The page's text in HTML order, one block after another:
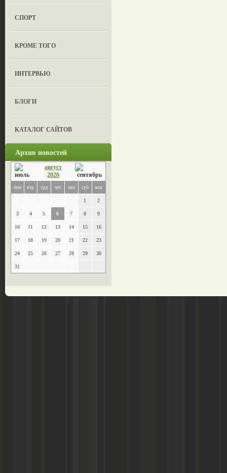
СПОРТ
КРОМЕ ТОГО
ИНТЕРВЬЮ
БЛОГИ
КАТАЛОГ САЙТОВ
Архив новостей
август
2026
пон втр срд чет пят суб вск
1 2
3 4 5 6 7 8 9
10 11 12 13 14 15 16
17 18 19 20 21 22 23
24 25 26 27 28 29 30
31